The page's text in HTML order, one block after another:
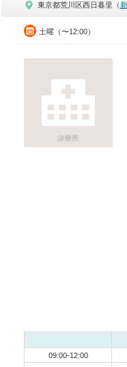
東京都荒川区西日暮里（
土曜（〜12:00）
診療所
09:00-12:00